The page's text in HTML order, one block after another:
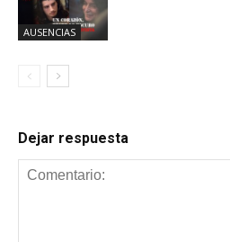
AUSENCIAS
Dejar respuesta